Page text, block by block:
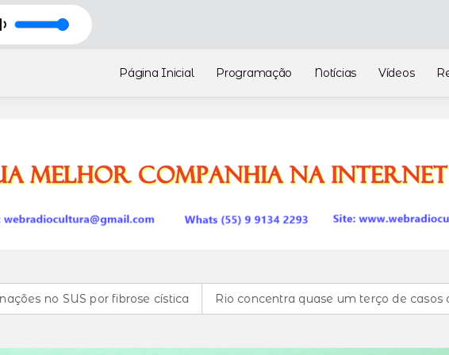
Página Inicial Programação Notícias Vídeos
por fibrose cística Rio concentra quase um terço de casos de exercício